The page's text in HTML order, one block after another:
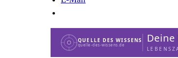
QUELLE DES WISSENS
quelle-des-wissens.de
Deine